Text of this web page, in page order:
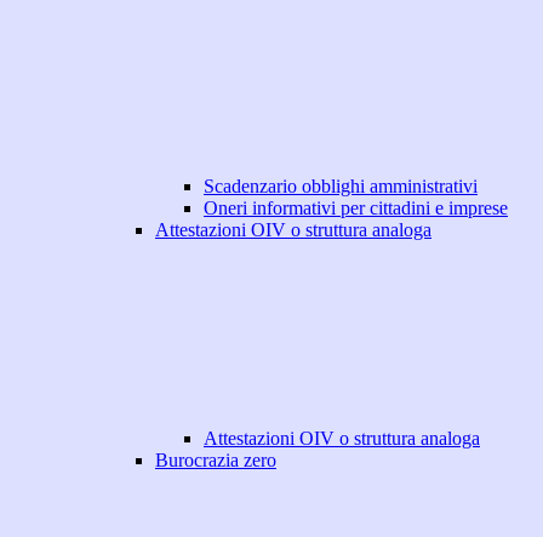
Scadenzario obblighi amministrativi
Oneri informativi per cittadini e imprese
Attestazioni OIV o struttura analoga
Attestazioni OIV o struttura analoga
Burocrazia zero